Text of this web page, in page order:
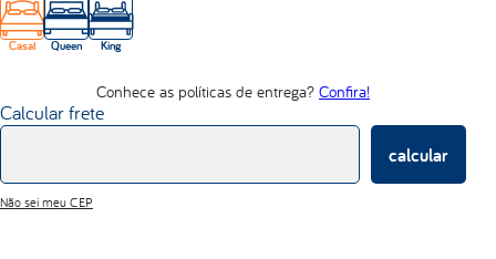
Casal Queen King
Conhece as políticas de entrega? Confira!
Calcular frete
calcular
Não sei meu CEP